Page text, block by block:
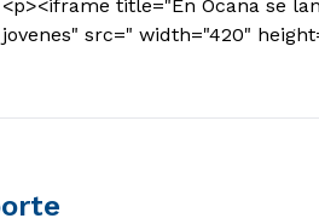
<p><iframe title="En Ocana se
jovenes" src=" width="420"